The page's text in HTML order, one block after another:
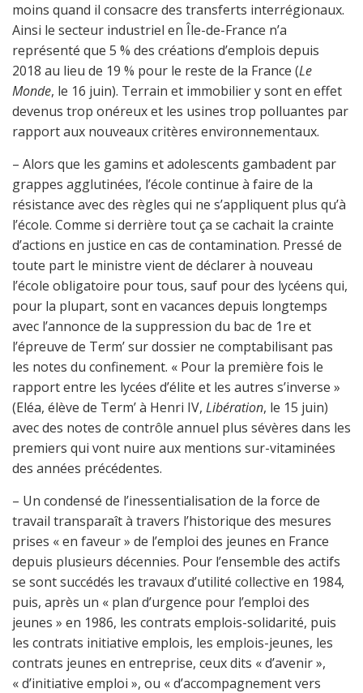
moins quand il consacre des transferts interrégionaux.
Ainsi le secteur industriel en Île-de-France n’a
représenté que 5 % des créations d’emplois depuis
2018 au lieu de 19 % pour le reste de la France (Le
Monde, le 16 juin). Terrain et immobilier y sont en effet
devenus trop onéreux et les usines trop polluantes par
rapport aux nouveaux critères environnementaux.
– Alors que les gamins et adolescents gambadent par
grappes agglutinées, l’école continue à faire de la
résistance avec des règles qui ne s’appliquent plus qu’à
l’école. Comme si derrière tout ça se cachait la crainte
d’actions en justice en cas de contamination. Pressé de
toute part le ministre vient de déclarer à nouveau
l’école obligatoire pour tous, sauf pour des lycéens qui,
pour la plupart, sont en vacances depuis longtemps
avec l’annonce de la suppression du bac de 1re et
l’épreuve de Term’ sur dossier ne comptabilisant pas
les notes du confinement. « Pour la première fois le
rapport entre les lycées d’élite et les autres s’inverse »
(Eléa, élève de Term’ à Henri IV, Libération, le 15 juin)
avec des notes de contrôle annuel plus sévères dans les
premiers qui vont nuire aux mentions sur-vitaminées
des années précédentes.
– Un condensé de l’inessentialisation de la force de
travail transparaît à travers l’historique des mesures
prises « en faveur » de l’emploi des jeunes en France
depuis plusieurs décennies. Pour l’ensemble des actifs
se sont succédés les travaux d’utilité collective en 1984,
puis, après un « plan d’urgence pour l’emploi des
jeunes » en 1986, les contrats emplois-solidarité, puis
les contrats initiative emplois, les emplois-jeunes, les
contrats jeunes en entreprise, ceux dits « d’avenir »,
« d’initiative emploi », ou « d’accompagnement vers